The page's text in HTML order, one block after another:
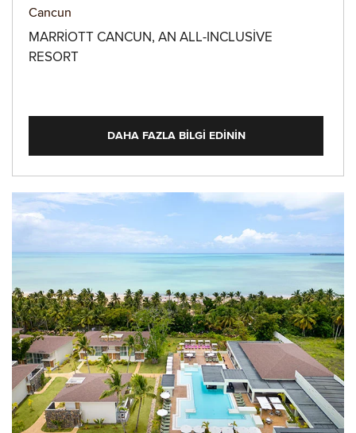
Cancun
MARRIOTT CANCUN, AN ALL-INCLUSIVE
RESORT
DAHA FAZLA BILGI EDININ